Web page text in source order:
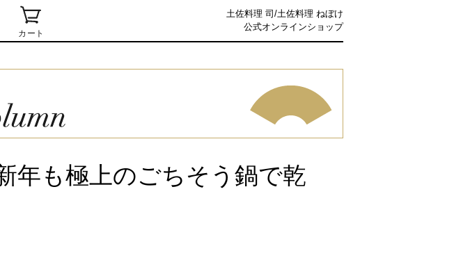
土佐料理 司/土佐料理 ねぼけ
公式オンラインショップ
年も極上のごちそう鍋で乾